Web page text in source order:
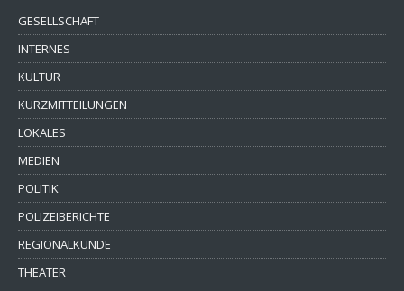
GESELLSCHAFT
INTERNES
KULTUR
KURZMITTEILUNGEN
LOKALES
MEDIEN
POLITIK
POLIZEIBERICHTE
REGIONALKUNDE
THEATER